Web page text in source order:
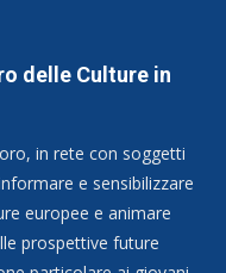
delle Culture in
in rete con soggetti
e sensibilizzare
europee e animare
prospettive future